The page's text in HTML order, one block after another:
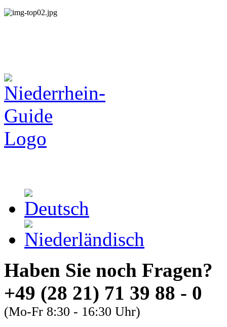
Haben Sie noch
+49 (28 21) 71 39 88 - 0
(Mo-Fr 8:30 - 16:30 Uhr)